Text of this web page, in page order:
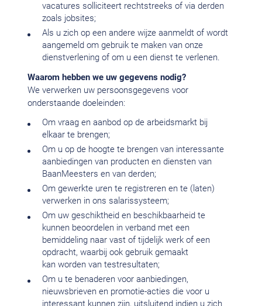
vacatures solliciteert rechtstreeks of via derden
zoals jobsites;
Als u zich op een andere wijze aanmeldt of wordt
aangemeld om gebruik te maken van onze
dienstverlening of om u een dienst te verlenen.
Waarom hebben we uw gegevens nodig?
We verwerken uw persoonsgegevens voor
onderstaande doeleinden:
Om vraag en aanbod op de arbeidsmarkt bij
elkaar te brengen;
Om u op de hoogte te brengen van interessante
aanbiedingen van producten en diensten van
BaanMeesters en van derden;
Om gewerkte uren te registreren en te (laten)
verwerken in ons salarissysteem;
Om uw geschiktheid en beschikbaarheid te
kunnen beoordelen in verband met een
bemiddeling naar vast of tijdelijk werk of een
opdracht, waarbij ook gebruik gemaakt
kan worden van testresultaten;
Om u te benaderen voor aanbiedingen,
nieuwsbrieven en promotie-acties die voor u
interessant kunnen zijn, uitsluitend indien u zich